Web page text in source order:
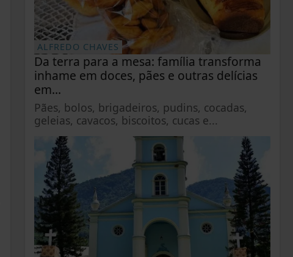
ALFREDO CHAVES
Da terra para a mesa: família transforma
inhame em doces, pães e outras delícias
em...
Pães, bolos, brigadeiros, pudins, cocadas,
geleias, cavacos, biscoitos, cucas e...